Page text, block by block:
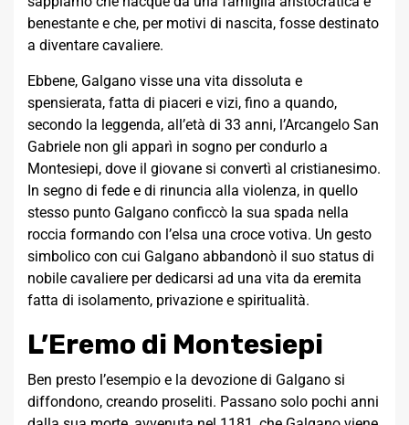
benestante e che, per motivi di nascita, fosse destinato
a diventare cavaliere.
Ebbene, Galgano visse una vita dissoluta e
spensierata, fatta di piaceri e vizi, fino a quando,
secondo la leggenda, all’età di 33 anni, l’Arcangelo San
Gabriele non gli apparì in sogno per condurlo a
Montesiepi, dove il giovane si convertì al cristianesimo.
In segno di fede e di rinuncia alla violenza, in quello
stesso punto Galgano conficcò la sua spada nella
roccia formando con l’elsa una croce votiva. Un gesto
simbolico con cui Galgano abbandonò il suo status di
nobile cavaliere per dedicarsi ad una vita da eremita
fatta di isolamento, privazione e spiritualità.
L’Eremo di Montesiepi
Ben presto l’esempio e la devozione di Galgano si
diffondono, creando proseliti. Passano solo pochi anni